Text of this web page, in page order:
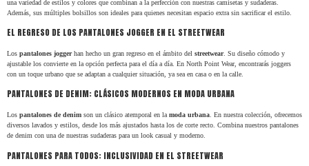
selección y eleva tu rotación diaria
que contar.
ENVÍO 24H-48H 1º CAMBIO GRATIS
PAGO EN 3 CUOTAS ACUMULA PUNTOS
una variedad de estilos y colores que combinan a la perfección con nuestras camisetas y sudaderas.
Además, sus múltiples bolsillos son ideales para quienes necesitan espacio extra sin sacrificar el estilo.
EL REGRESO DE LOS PANTALONES JOGGER EN EL STREETWEAR
Los pantalones joggerhan hecho un gran regreso en el ámbito del streetwear. Su diseño cómodo y
ajustable los convierte en la opción perfecta para el día a día. En North Point Wear, encontrarás joggers
con un toque urbano que se adaptan a cualquier situación, ya sea en casa o en la calle.
PANTALONES DE DENIM: CLÁSICOS MODERNOS EN MODA URBANA
Los pantalones de denim son un clásico atemporal en la moda urbana. En nuestra colección, ofrecemos
diversos lavados y estilos, desde los más ajustados hasta los de corte recto. Combina nuestros pantalones
de denim con una de nuestras sudaderas para un look casual y moderno.
PANTALONES PARA TODOS: INCLUSIVIDAD EN EL STREETWEAR